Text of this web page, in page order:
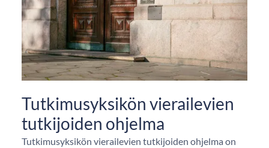
Tutkimusyksikön vierailevien
tutkijoiden ohjelma
Tutkimusyksikön vierailevien tutkijoiden ohjelma on